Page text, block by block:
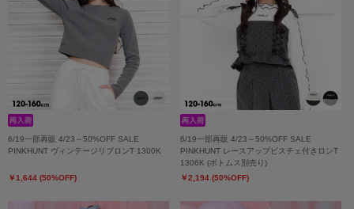
6/19一部再販 4/23～50%OFF SALE
PINKHUNT ヴィンテージリブロンT 1300K
￥1,644 (50%OFF)
6/19一部再販 4/23～50%OFF SALE
PINKHUNT レースアップビスチェ付きロンT
1306K (ボトムス別売り)
￥2,194 (50%OFF)